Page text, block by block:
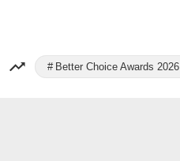
Better Choice Awards 2026